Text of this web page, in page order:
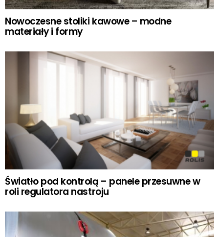
Nowoczesne stoliki kawowe – modne
materiały i formy
Światło pod kontrolą – panele przesuwne w
roli regulatora nastroju